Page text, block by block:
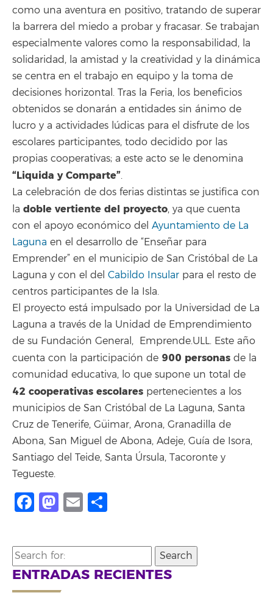
como una aventura en positivo, tratando de superar
la barrera del miedo a probar y fracasar. Se trabajan
especialmente valores como la responsabilidad, la
solidaridad, la amistad y la creatividad y la dinámica
se centra en el trabajo en equipo y la toma de
decisiones horizontal. Tras la Feria, los beneficios
obtenidos se donarán a entidades sin ánimo de
lucro y a actividades lúdicas para el disfrute de los
escolares participantes, todo decidido por las
propias cooperativas; a este acto se le denomina
“Liquida y Comparte”.
La celebración de dos ferias distintas se justifica con
la doble vertiente del proyecto, ya que cuenta
con el apoyo económico del Ayuntamiento de La
Laguna en el desarrollo de “Enseñar para
Emprender” en el municipio de San Cristóbal de La
Laguna y con el del Cabildo Insular para el resto de
centros participantes de la Isla.
El proyecto está impulsado por la Universidad de La
Laguna a través de la Unidad de Emprendimiento
de su Fundación General, Emprende.ULL. Este año
cuenta con la participación de 900 personas de la
comunidad educativa, lo que supone un total de
42 cooperativas escolares pertenecientes a los
municipios de San Cristóbal de La Laguna, Santa
Cruz de Tenerife, Güimar, Arona, Granadilla de
Abona, San Miguel de Abona, Adeje, Guía de Isora,
Santiago del Teide, Santa Úrsula, Tacoronte y
Tegueste.
Facebook
Mastodon
Email
Search
for:
ENTRADAS RECIENTES